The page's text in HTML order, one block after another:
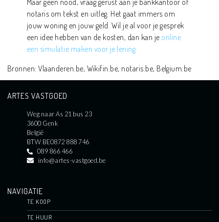
notaris om tekst en uitleg. Het gaat immers om
jouw woning en jouw geld. Wil je al voor je gesprek
een idee hebben van de kosten, dan kan je online
een simulatie maken voor je lening.
Bronnen: Vlaanderen.be, Wikifin.be, notaris.be, Belgium.be
ARTES VASTGOED
Weg naar As 21 bus 23
3600 Genk
België
BTW BE0872 888 746
089 866 466
info@artes-vastgoed.be
NAVIGATIE
TE KOOP
TE HUUR